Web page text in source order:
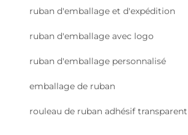
ruban d'emballage et d'expédition
ruban d'emballage avec logo
ruban d'emballage personnalisé
emballage de ruban
rouleau de ruban adhésif transparent